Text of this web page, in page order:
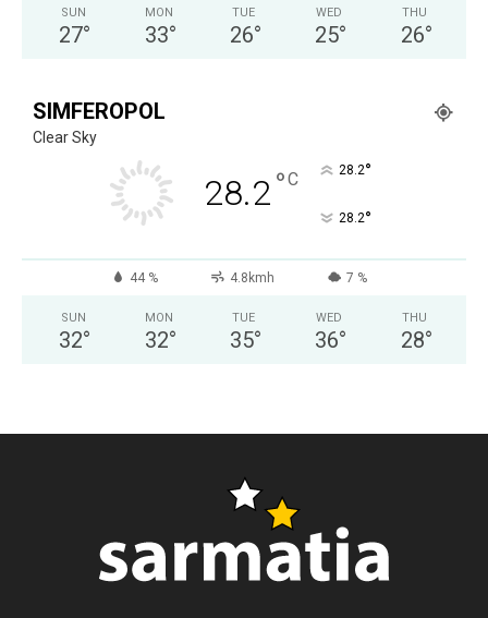
SUN
27°
MON
33°
TUE
26°
WED
25°
THU
26°
SIMFEROPOL
Clear Sky
28.2°C 28.2°
28.2°
44 % 4.8kmh 7 %
SUN
32°
MON
32°
TUE
35°
WED
36°
THU
28°